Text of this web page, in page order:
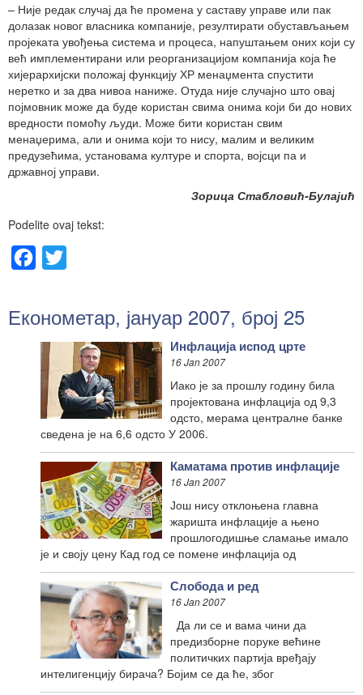
– Није редак случај да ће промена у саставу управе или пак
долазак новог власника компаније, резултирати обустављањем
пројеката увођења система и процеса, напуштањем оних који су
већ имплементирани или реорганизацијом компанија која ће
хијерархијски положај функцију ХР менаџмента спустити
неретко и за два нивоа наниже. Отуда није случајно што овај
појмовник може да буде користан свима онима који би до нових
вредности помоћу људи. Може бити користан свим
менаџерима, али и онима који то нису, малим и великим
предузећима, установама културе и спорта, војсци па и
државној управи.
Зорица Стабловић-Булајић
Podelite ovaj tekst:
Facebook
Економетар, јануар 2007, број 25
Инфлација испод црте
16 Jan 2007
Иако је за прошлу годину била
пројектована инфлација од 9,3
одсто, мерама централне банке
сведена је на 6,6 одсто У 2006.
Каматама против инфлације
16 Jan 2007
Још нису отклоњена главна
жаришта инфлације а њено
прошлогодишње сламање имало
је и своју цену Кад год се помене инфлација од
Слобода и ред
16 Jan 2007
Да ли се и вама чини да
предизборне поруке већине
политичких партија вређају
интелигенцију бирача? Бојим се да ће, због